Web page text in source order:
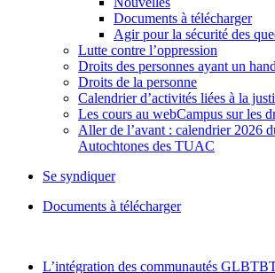
Documents à télécharger
Agir pour la sécurité des
Lutte contre l’oppression
Droits des personnes ayant un
Droits de la personne
Calendrier d’activités liées à la
Les cours au webCampus sur les
Aller de l’avant : calendrier 2026
Autochtones des TUAC
Se syndiquer
Documents à télécharger
L’intégration des communautés